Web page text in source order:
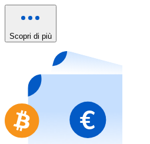
Acquista con carta
Acquista gift card dei tuoi
Vai al negozio di carte regalo
Scopri di più